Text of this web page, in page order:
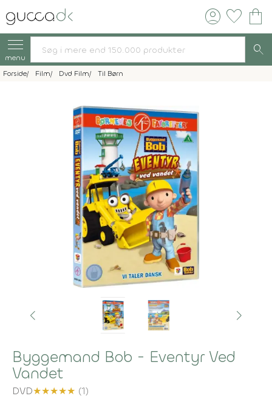
account_circle favorite shopping_bag
menu search
Forside Film Dvd Film Til Børn
Byggemand Bob - Eventyr Ved
Vandet
DVD★★★★★ (1)